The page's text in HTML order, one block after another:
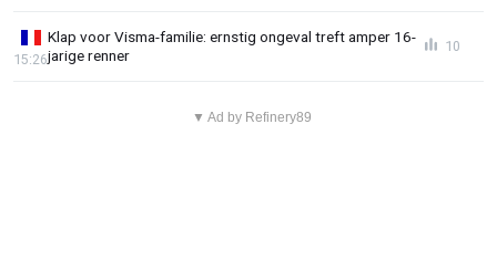
Klap voor Visma-familie: ernstig ongeval treft amper 16-
jarige renner
15:26
10
▼ Ad by Refinery89